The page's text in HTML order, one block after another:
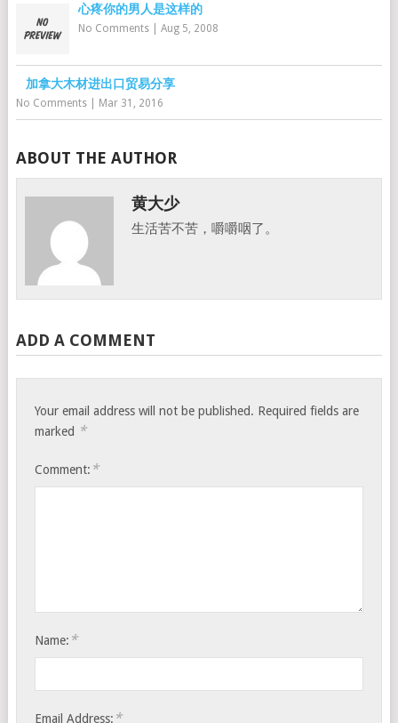
心疼你的男人是这样的
No Comments| Aug 5, 2008
加拿大木材进出口贸易分享
No Comments| Mar 31, 2016
ABOUT THE AUTHOR
黄大少
生活苦不苦，嚼嚼咽了。
ADD A COMMENT
Your email address will not be published. Required fields are
marked *
Comment: *
Name: *
Email Address: *